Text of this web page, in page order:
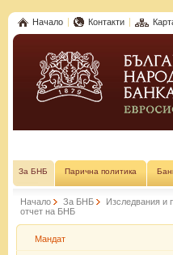
Начало Контакти
За БНБ Парична политика
Начало За БНБ Изследвания и
отчет на БНБ
Мандат